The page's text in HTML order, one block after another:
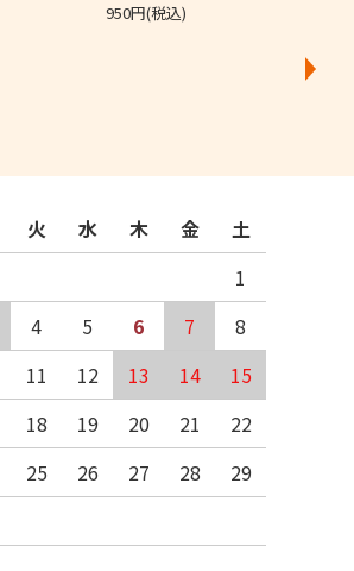
950円(税込)
火 水 木 金
土
1
4 5 6 7
8
11 12 13 14
15
18 19 20 21
22
25 26 27 28
29